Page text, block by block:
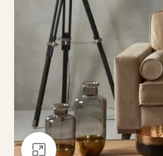
Büyütmek için tıklayın